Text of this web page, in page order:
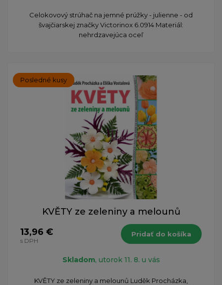
Celokovový strúhač na jemné prúžky - julienne - od
švajčiarskej značky Victorinox 6.0914 Materiál:
nehrdzavejúca oceľ
Posledné kusy
KVĚTY ze zeleniny a melounů
13,96 €
s DPH
Pridať do košíka
Skladom, utorok 11. 8. u vás
KVĚTY ze zeleniny a melounů Luděk Procházka,